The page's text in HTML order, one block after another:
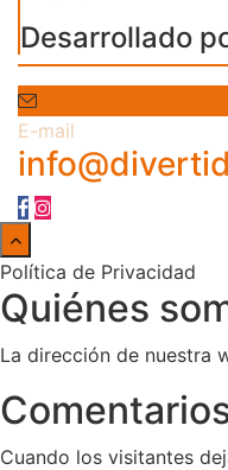
Desarrollado
E-mail
Política de Privacidad
Quiénes
La dirección de nuestra
Cuando los visitantes